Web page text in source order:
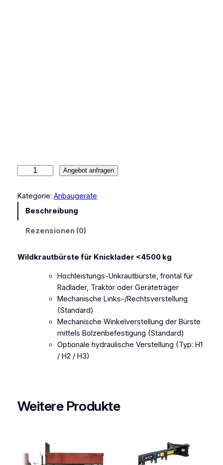
k
r
ü
Angebot anfragen
Kategorie: Anbaugeräte
Beschreibung
Rezensionen (0)
Wildkrautbürste für Knicklader <4500 kg
Hochleistungs-Unkrautbürste, frontal für
Radlader, Traktor oder Geräteträger
Mechanische Links-/Rechtsverstellung
(Standard)
Mechanische Winkelverstellung der Bürste
mittels Bolzenbefestigung (Standard)
Optionale hydraulische Verstellung (Typ: H1
/ H2 / H3)
Weitere Produkte